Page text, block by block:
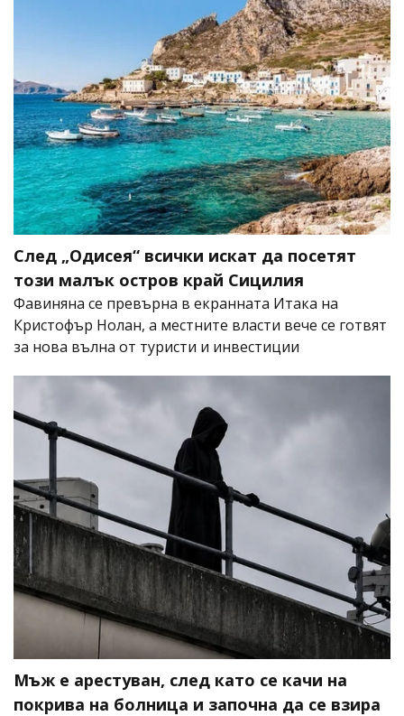
След „Одисея“ всички искат да посетят
този малък остров край Сицилия
Фавиняна се превърна в екранната Итака на
Кристофър Нолан, а местните власти вече се готвят
за нова вълна от туристи и инвестиции
Мъж е арестуван, след като се качи на
покрива на болница и започна да се взира